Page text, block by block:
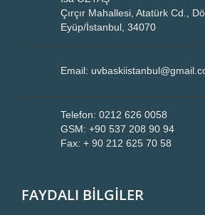
Çırçır Mahallesi, Atatürk Cd.,
Eyüp/İstanbul, 34070
Email:
Telefon: 0212 626 0058
GSM: +90 537 208 90 94
Fax: + 90 212 625 70 58
FAYDALI BİLGİLER